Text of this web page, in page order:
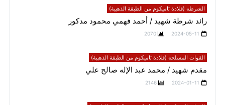
الشرطه (قلادة تاميكوم من الطبقة الذهبية)
رائد شرطة شهيد / أحمد فهمي محمود مدكور
2024-05-11
2070
القوات المسلحه (قلادة تاميكوم من الطبقة الذهبية)
مقدم شهيد / محمد عبد الإله صالح علي
2024-01-11
2146